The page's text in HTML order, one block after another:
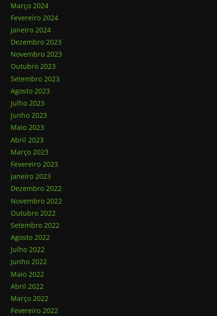
Março 2024
Fevereiro 2024
Janeiro 2024
Dezembro 2023
Novembro 2023
Outubro 2023
Setembro 2023
Agosto 2023
Julho 2023
Junho 2023
Maio 2023
Abril 2023
Março 2023
Fevereiro 2023
Janeiro 2023
Dezembro 2022
Novembro 2022
Outubro 2022
Setembro 2022
Agosto 2022
Julho 2022
Junho 2022
Maio 2022
Abril 2022
Março 2022
Fevereiro 2022